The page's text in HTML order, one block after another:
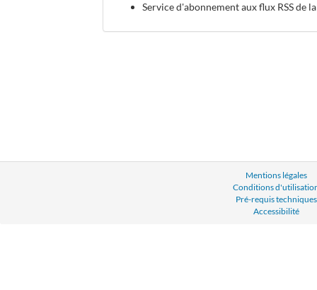
Service d'abonnement aux flux RSS de
Mentions légales
Conditions
Pré-requis techniques
Accessibilité